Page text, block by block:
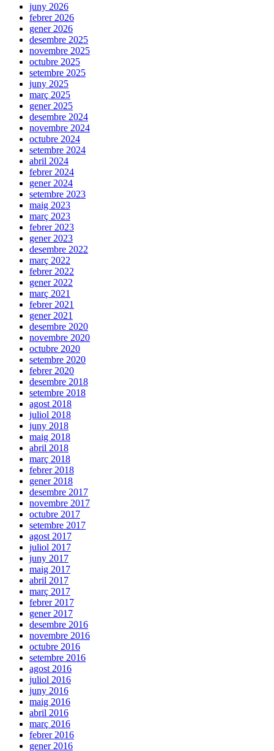
juny 2026
febrer 2026
gener 2026
desembre 2025
novembre 2025
octubre 2025
setembre 2025
juny 2025
març 2025
gener 2025
desembre 2024
novembre 2024
octubre 2024
setembre 2024
abril 2024
febrer 2024
gener 2024
setembre 2023
maig 2023
març 2023
febrer 2023
gener 2023
desembre 2022
març 2022
febrer 2022
gener 2022
març 2021
febrer 2021
gener 2021
desembre 2020
novembre 2020
octubre 2020
setembre 2020
febrer 2020
desembre 2018
setembre 2018
agost 2018
juliol 2018
juny 2018
maig 2018
abril 2018
març 2018
febrer 2018
gener 2018
desembre 2017
novembre 2017
octubre 2017
setembre 2017
agost 2017
juliol 2017
juny 2017
maig 2017
abril 2017
març 2017
febrer 2017
gener 2017
desembre 2016
novembre 2016
octubre 2016
setembre 2016
agost 2016
juliol 2016
juny 2016
maig 2016
abril 2016
març 2016
febrer 2016
gener 2016